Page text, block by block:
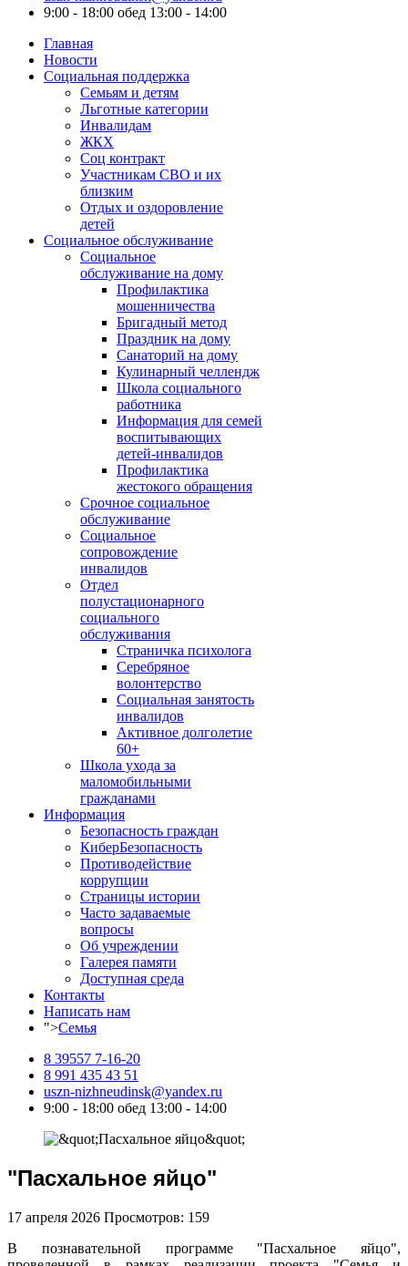
9:00 - 18:00 обед 13:00 - 14:00
Главная
Новости
Социальная поддержка
Семьям и детям
Льготные категории
Инвалидам
ЖКХ
Соц контракт
Участникам СВО и их
близким
Отдых и оздоровление
детей
Социальное обслуживание
Социальное
обслуживание на дому
Профилактика
мошенничества
Бригадный метод
Праздник на дому
Санаторий на дому
Кулинарный челлендж
Школа социального
работника
Информация для семей
воспитывающих
детей-инвалидов
Профилактика
жестокого обращения
Срочное социальное
обслуживание
Социальное
сопровождение
инвалидов
Отдел
полустационарного
социального
обслуживания
Страничка психолога
Серебряное
волонтерство
Социальная занятость
инвалидов
Активное долголетие
60+
Школа ухода за
маломобильными
гражданами
Информация
Безопасность граждан
КиберБезопасность
Противодействие
коррупции
Страницы истории
Часто задаваемые
вопросы
Об учреждении
Галерея памяти
Доступная среда
Контакты
Написать нам
">Семья
8 39557 7-16-20
8 991 435 43 51
uszn-nizhneudinsk@yandex.ru
9:00 - 18:00 обед 13:00 - 14:00
"Пасхальное яйцо"
17 апреля 2026 Просмотров: 159
В познавательной программе "Пасхальное яйцо",